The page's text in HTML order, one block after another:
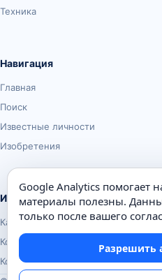
Техника
Навигация
Главная
Поиск
Известные личности
Изобретения
Информация
Карта сайта
Контакты
Конфиденциальность
Google Analytics помогает
материалы полезны.
только после вашего
Разрешить